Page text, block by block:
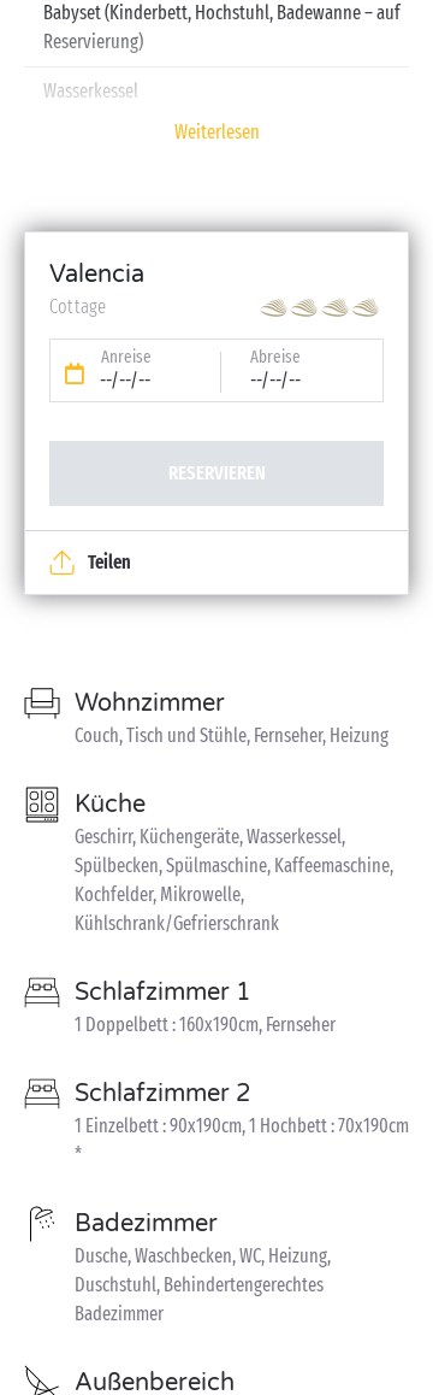
Babyset (Kinderbett, Hochstuhl, Badewanne – auf
Reservierung)
Wasserkessel
Weiterlesen
Valencia
Cottage
Anreise
--/--/--
Abreise
--/--/--
RESERVIEREN
Teilen
Wohnzimmer
Couch, Tisch und Stühle, Fernseher, Heizung
Küche
Geschirr, Küchengeräte, Wasserkessel,
Spülbecken, Spülmaschine, Kaffeemaschine,
Kochfelder, Mikrowelle,
Kühlschrank/Gefrierschrank
Schlafzimmer 1
1 Doppelbett : 160x190cm, Fernseher
Schlafzimmer 2
1 Einzelbett : 90x190cm, 1 Hochbett : 70x190cm
*
Badezimmer
Dusche, Waschbecken, WC, Heizung,
Duschstuhl, Behindertengerechtes
Badezimmer
Außenbereich